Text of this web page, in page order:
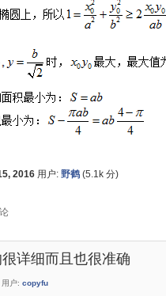
2016 用户: 野鹤 (5.1k 分)
详细而且也很准确
用户: copyfu